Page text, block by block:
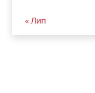
« Лип